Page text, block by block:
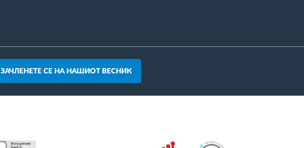
ЗАЧЛЕНЕТЕ СЕ НА НАШИОТ ВЕСНИК